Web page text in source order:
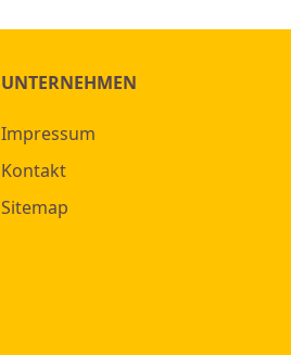
UNTERNEHMEN
Impressum
Kontakt
Sitemap